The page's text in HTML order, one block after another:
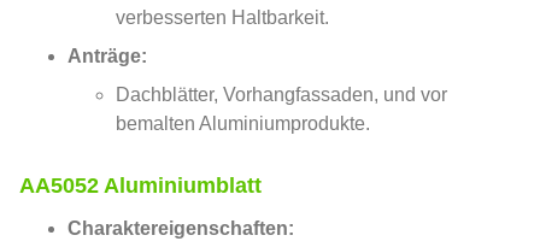
verbesserten Haltbarkeit.
Anträge:
Dachblätter, Vorhangfassaden, und vor
bemalten Aluminiumprodukte.
AA5052 Aluminiumblatt
Charaktereigenschaften: